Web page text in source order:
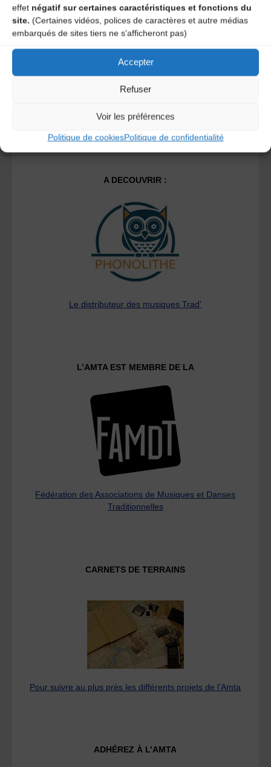
effet négatif sur certaines caractéristiques et fonctions du
site. (Certaines vidéos, polices de caractères et autre médias
embarqués de sites tiers ne s'afficheront pas)
Accepter
Refuser
Voir les préférences
Politique de cookiesPolitique de confidentialité
Ce site utilise Akismet pour réduire les indésirables.
A DECOUVRIR :
Le distributeur des musiques Trad'
L’AMTA EST MEMBRE DE LA
Fédération des Associations de Musiques et Danses
Traditionnelles
CARNETS DE TERRAINS
Pour suivre au plus près les différents projets de l’Amta
ADHÉREZ À L’AMTA